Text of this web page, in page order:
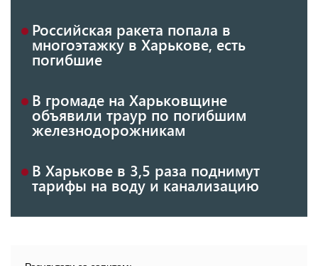
Российская ракета попала в
многоэтажку в Харькове, есть
погибшие
В громаде на Харьковщине
объявили траур по погибшим
железнодорожникам
В Харькове в 3,5 раза поднимут
тарифы на воду и канализацию